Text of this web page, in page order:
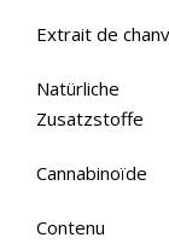
Extrait de
Natürliche
Zusatzstoffe
Cannabinoïde
Contenu